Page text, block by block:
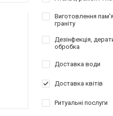
Виготовлення
граніту
Дезінфекція,
обробка
Доставка води
Доставка квітів
Ритуальні послуги